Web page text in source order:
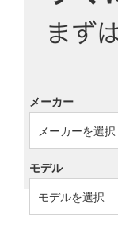
メーカー
モデル